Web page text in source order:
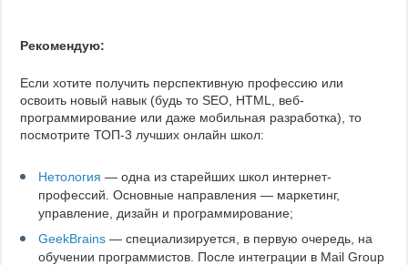
Рекомендую:
Если хотите получить перспективную профессию или
освоить новый навык (будь то SEO, HTML, веб-
программирование или даже мобильная разработка), то
посмотрите ТОП-3 лучших онлайн школ:
Нетология — одна из старейших школ интернет-
профессий. Основные направления — маркетинг,
управление, дизайн и программирование;
GeekBrains — специализируется, в первую очередь, на
обучении программистов. После интеграции в Mail Group